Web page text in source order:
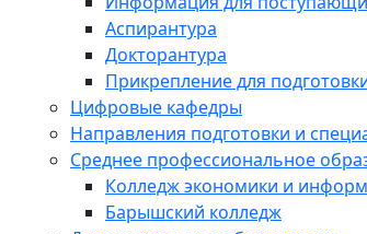
Аспирантура
Докторантура
Прикрепление для
Цифровые кафедры
Направления подготовки и
Среднее профессиональное
Колледж экономики и
Барышский колледж